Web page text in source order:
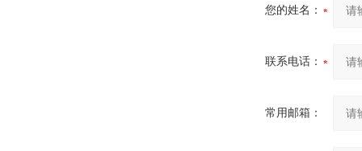
您的姓名：
联系电话：
常用邮箱：